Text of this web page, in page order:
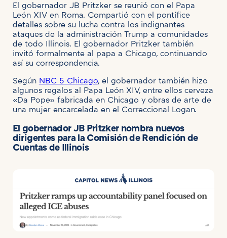
El gobernador JB Pritzker se reunió con el Papa
León XIV en Roma. Compartió con el pontífice
detalles sobre su lucha contra los indignantes
ataques de la administración Trump a comunidades
de todo Illinois. El gobernador Pritzker también
invitó formalmente al papa a Chicago, continuando
así su correspondencia.
Según NBC 5 Chicago, el gobernador también hizo
algunos regalos al Papa León XIV, entre ellos cerveza
«Da Pope» fabricada en Chicago y obras de arte de
una mujer encarcelada en el Correccional Logan.
El gobernador JB Pritzker nombra nuevos
dirigentes para la Comisión de Rendición de
Cuentas de Illinois